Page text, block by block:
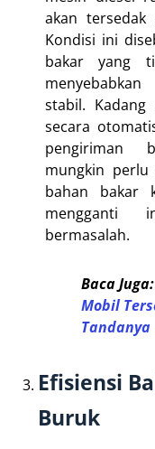
akan
Kondisi ini
bakar yang
stabil. Kadang
secara
pengiriman
mungkin perlu
bahan bakar
mengganti
bermasalah.
Baca Juga:
Mobil
Tandanya
Efisiensi
Buruk